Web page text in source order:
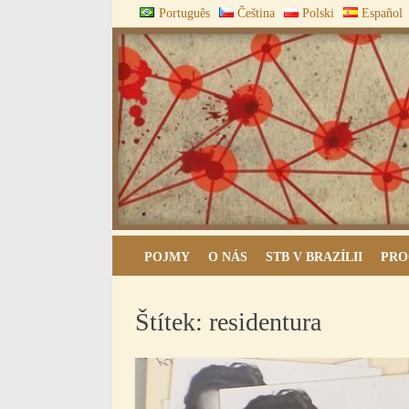
to
content
Português Čeština Polski Español
ARQUIVOS DO
POJMY O NÁS STB V BRAZÍLII
Štítek:residentura